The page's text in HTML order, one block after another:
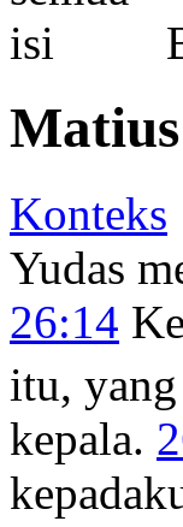
Konteks
Yudas
26:14
itu,
kepala.